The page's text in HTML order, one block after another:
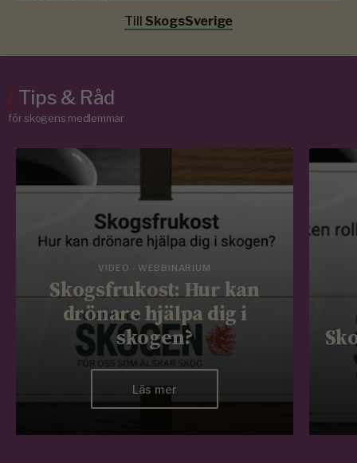
Till SkogsSverige
/Tips & Råd
för skogens medlemmar
VIDEO - WEBBINARIUM
Skogsfrukost: Hur kan
drönare hjälpa dig i
skogen?
Läs mer